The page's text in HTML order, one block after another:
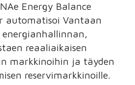
Energy Balance
automatisoi Vantaan
energianhallinnan,
reaaliaikaisen
markkinoihin ja täyden
reservimarkkinoille.